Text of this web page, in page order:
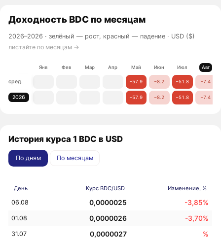
Доходность BDC по месяцам
2026–2026 ·зелёный — рост, красный — падение · USD ($)
листайте по месяцам →
Янв Фев Мар Апр Май Июн Июл Авг
сред. −57.9 −8.2 −51.8 −7.4
2026 −57.9 −8.2 −51.8 −7.4
История курса 1 BDC в USD
По дням По месяцам
День Курс BDC/USD Изменение, %
06.08 0,0000025 -3,85%
01.08 0,0000026 -3,70%
31.07 0,0000027 %